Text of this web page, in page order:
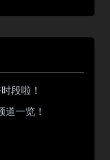
段啦！
一览！